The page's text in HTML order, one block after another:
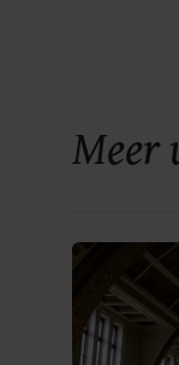
Meer